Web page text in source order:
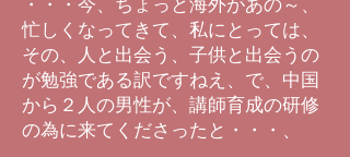
・・・今、ちょっと海外があの～、
忙しくなってきて、私にとっては、
その、人と出会う、子供と出会うの
が勉強である訳ですねえ、で、中国
から２人の男性が、講師育成の研修
の為に来てくださったと・・・、